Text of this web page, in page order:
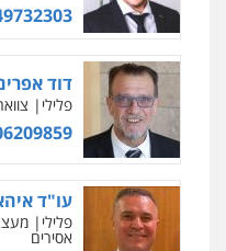
דוד
פלילי
עו"ד
פלילי
אסירים